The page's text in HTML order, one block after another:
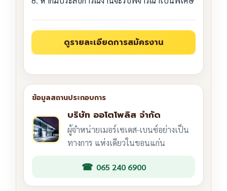
บริษัท ออโตโพลิส จำกัด
ผู้จำหน่ายเมอร์เซเดส-เบนซ์อย่างเป็น
ทางการ แห่งเดียวในขอนแก่น
065 240 6900